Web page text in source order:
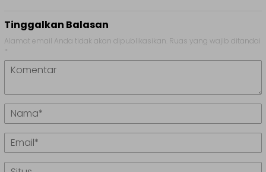
Tinggalkan Balasan
Alamat email Anda tidak akan dipublikasikan. Ruas yang wajib ditandai
*